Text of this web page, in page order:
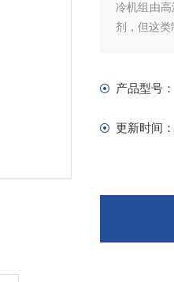
冷机组由
剂，但这类
产品型号：
更新时间：